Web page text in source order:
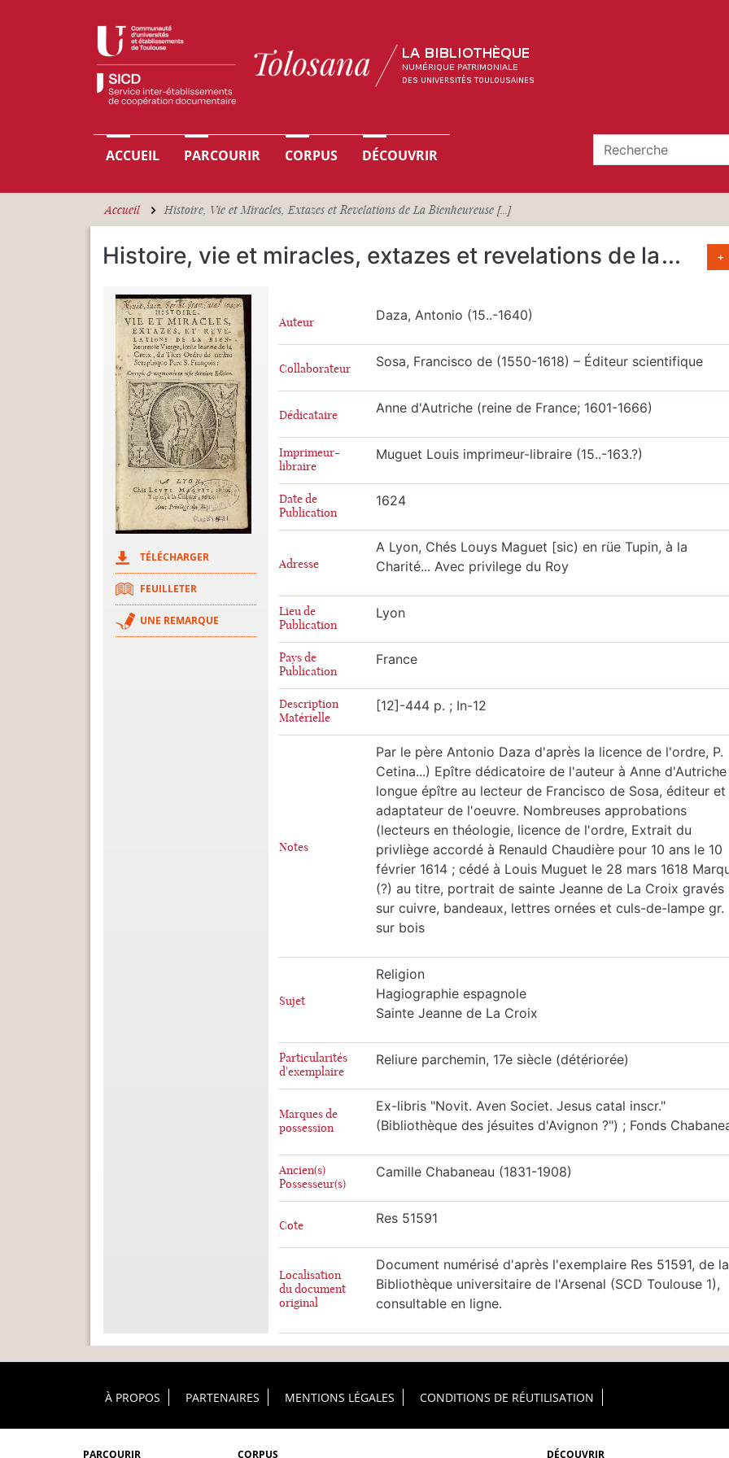
Navigation principale
ACCUEIL PARCOURIR CORPUS DÉCOUVRIR
Accueil Histoire, Vie et Miracles, Extazes et Revelations de La Bienheureuse [...]
Histoire, vie et miracles, extazes et revelations de la... +
TÉLÉCHARGER
FEUILLETER
UNE REMARQUE
Auteur Daza, Antonio (15..-1640)
Collaborateur Sosa, Francisco de (1550-1618) – Éditeur scientifique
Dédicataire Anne d'Autriche (reine de France; 1601-1666)
Imprimeur-
libraire
Muguet Louis imprimeur-libraire (15..-163.?)
Date de
Publication
1624
Adresse
A Lyon, Chés Louys Maguet [sic) en rüe Tupin, à la
Charité... Avec privilege du Roy
Lieu de
Publication
Lyon
Pays de
Publication
France
Description
Matérielle
[12]-444 p. ; In-12
Notes
Par le père Antonio Daza d'après la licence de l'ordre, P.
Cetina...) Epître dédicatoire de l'auteur à Anne d'Autriche
longue épître au lecteur de Francisco de Sosa, éditeur et
adaptateur de l'oeuvre. Nombreuses approbations
(lecteurs en théologie, licence de l'ordre, Extrait du
privliège accordé à Renauld Chaudière pour 10 ans le 10
février 1614 ; cédé à Louis Muguet le 28 mars 1618
(?) au titre, portrait de sainte Jeanne de La Croix gravés
sur cuivre, bandeaux, lettres ornées et culs-de-lampe gr.
sur bois
Sujet
Religion
Hagiographie espagnole
Sainte Jeanne de La Croix
Particularités
d'exemplaire
Reliure parchemin, 17e siècle (détériorée)
Marques de
possession
Ex-libris "Novit. Aven Societ. Jesus catal inscr."
(Bibliothèque des jésuites d'Avignon ?") ; Fonds
Ancien(s)
Possesseur(s)
Camille Chabaneau (1831-1908)
Cote Res 51591
Localisation
du document
original
Document numérisé d'après l'exemplaire Res 51591, de la
Bibliothèque universitaire de l'Arsenal (SCD Toulouse 1),
consultable en ligne.
Footer Principal
À PROPOS PARTENAIRES MENTIONS LÉGALES CONDITIONS DE RÉUTILISATION
PARCOURIR CORPUS DÉCOUVRIR